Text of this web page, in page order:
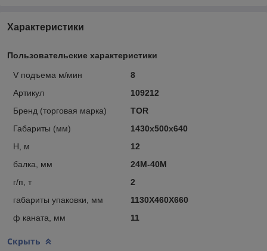
Характеристики
Пользовательские характеристики
V подъема м/мин
8
Артикул
109212
Бренд (торговая марка)
TOR
Габариты (мм)
1430х500х640
Н, м
12
балка, мм
24М-40М
г/п, т
2
габариты упаковки, мм
1130X460X660
ф каната, мм
11
Скрыть